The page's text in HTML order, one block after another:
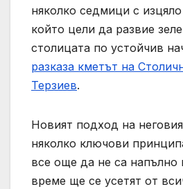
няколко седмици с
който цели да развие
столицата по устойчив
разказа кметът на
Терзиев.
Новият подход на
няколко ключови
все още да не са напълно
време ще се усетят от